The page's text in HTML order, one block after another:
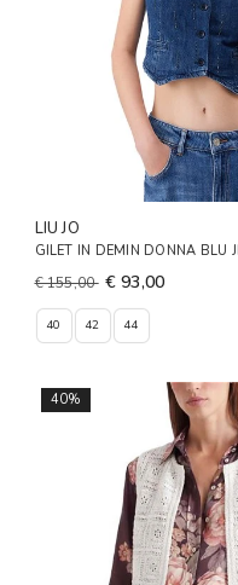
LIU JO
GILET IN DEMIN DONNA BLU
€ 155,00 € 93,00
40 42 44
40%